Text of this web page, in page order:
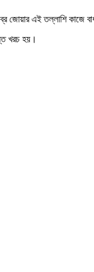
জোয়ার এই তল্লাশি কাজে
খরচ হয়।